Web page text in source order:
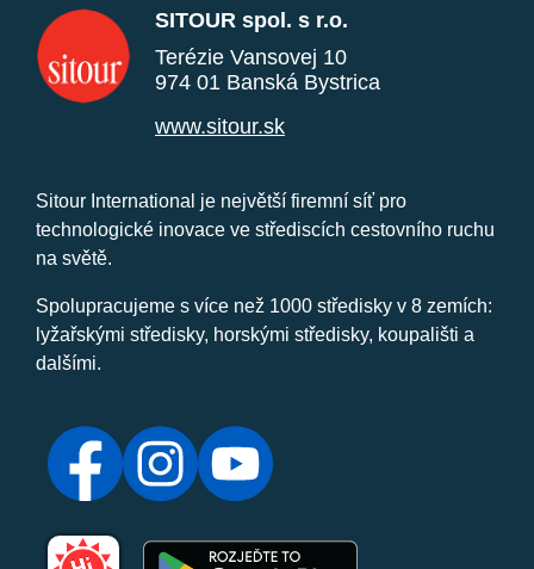
SITOUR spol. s r.o.
Terézie Vansovej 10
974 01 Banská Bystrica
www.sitour.sk
Sitour International je největší firemní síť pro
technologické inovace ve střediscích cestovního ruchu
na světě.
Spolupracujeme s více než 1000 středisky v 8 zemích:
lyžařskými středisky, horskými středisky, koupališti a
dalšími.